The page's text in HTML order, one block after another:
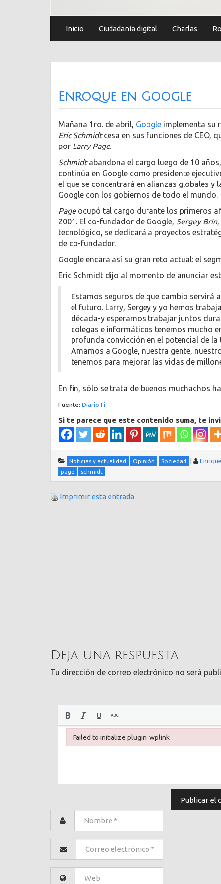
Inicio Ciudadanía digital Charlas
Enroque en Google
Mañana 1ro. de abril, Google implementa su
Eric Schmidtcesa en sus funciones de CEO,
por Larry Page.
Schmidtabandona el cargo luego de 10
continúa en Google como presidente
el que se concentrará en alianzas globales y
Google con los gobiernos de todo el mundo.
Pageocupó tal cargo durante los primeros
2001. El co-fundador de Google, Sergey Brin,
tecnológico, se dedicará a proyectos
de co-fundador.
Google encara así su gran reto actual: el
Eric Schmidt dijo al momento de anunciar
Estamos seguros de que cambio servirá
el futuro. Larry, Sergey y yo hemos
década-y esperamos trabajar juntos
colegas e informáticos tenemos mucho
profunda convicción en el potencial de
Amamos a Google, nuestra gente,
tenemos para mejorar las vidas de
En fin, sólo se trata de buenos muchachos
Fuente: DiarioTi
Si te parece que este contenido suma, te
Noticias y actualidad Opinión Sociedad |
page
schmidt
Imprimir esta entrada
Deja una respuesta
Tu dirección de correo electrónico no será
Failed to initialize plugin: wplink
Failed to initialize plugin: wplink